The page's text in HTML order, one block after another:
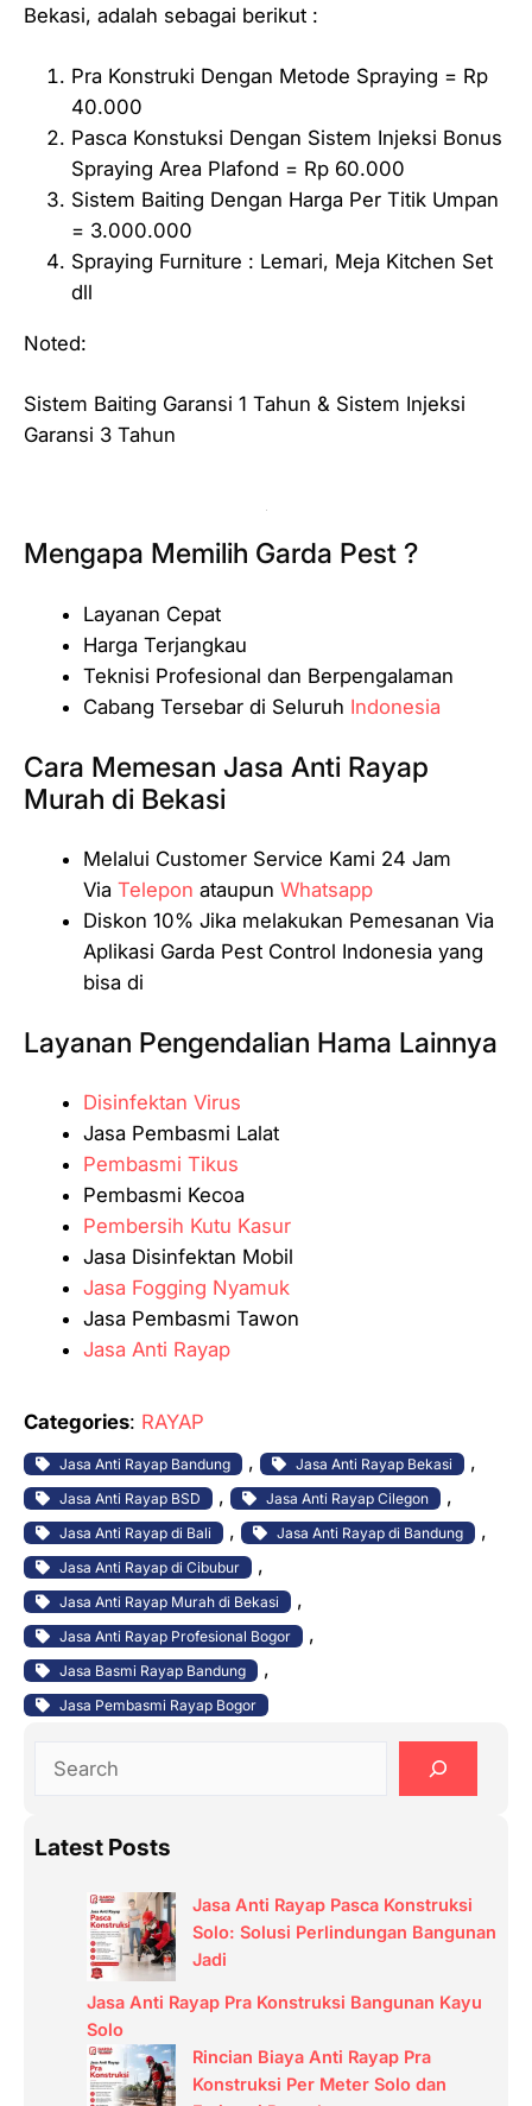
Bekasi, adalah sebagai berikut :
Pra Konstruki Dengan Metode Spraying = Rp
40.000
Pasca Konstuksi Dengan Sistem Injeksi Bonus
Spraying Area Plafond = Rp 60.000
Sistem Baiting Dengan Harga Per Titik Umpan
= 3.000.000
Spraying Furniture : Lemari, Meja Kitchen Set
dll
Noted:
Sistem Baiting Garansi 1 Tahun & Sistem Injeksi
Garansi 3 Tahun
Mengapa Memilih Garda Pest ?
Layanan Cepat
Harga Terjangkau
Teknisi Profesional dan Berpengalaman
Cabang Tersebar di Seluruh Indonesia
Cara Memesan Jasa Anti Rayap
Murah di Bekasi
Melalui Customer Service Kami 24 Jam
ViaTelepon ataupunWhatsapp
Diskon 10% Jika melakukan Pemesanan Via
Aplikasi Garda Pest Control Indonesia yang
bisa di
Layanan Pengendalian Hama Lainnya
Disinfektan Virus
Jasa Pembasmi Lalat
Pembasmi Tikus
Pembasmi Kecoa
Pembersih Kutu Kasur
Jasa Disinfektan Mobil
Jasa Fogging Nyamuk
Jasa Pembasmi Tawon
Jasa Anti Rayap
Categories: RAYAP
Jasa Anti Rayap Bandung , Jasa Anti Rayap Bekasi ,
Jasa Anti Rayap BSD , Jasa Anti Rayap Cilegon ,
Jasa Anti Rayap di Bali , Jasa Anti Rayap di Bandung ,
Jasa Anti Rayap di Cibubur ,
Jasa Anti Rayap Murah di Bekasi ,
Jasa Anti Rayap Profesional Bogor ,
Jasa Basmi Rayap Bandung ,
Jasa Pembasmi Rayap Bogor
r
Latest Posts
Jasa Anti Rayap Pasca Konstruksi
Solo: Solusi Perlindungan Bangunan
Jadi
Jasa Anti Rayap Pra Konstruksi Bangunan Kayu
Solo
Rincian Biaya Anti Rayap Pra
Konstruksi Per Meter Solo dan